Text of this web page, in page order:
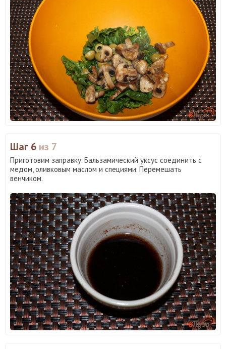
Шаг 6 из 7
Приготовим заправку. Бальзамический уксус соединить с
медом, оливковым маслом и специями. Перемешать
венчиком.